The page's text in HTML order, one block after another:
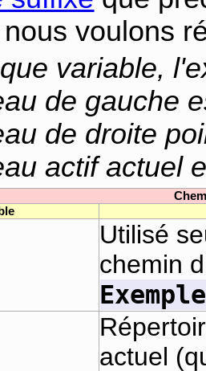
voulons
variable,
de gauche
de droite
actif actuel
Utilisé
chemin
actuel